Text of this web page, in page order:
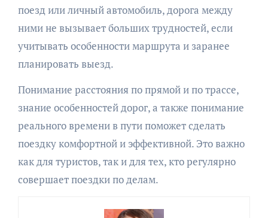
поезд или личный автомобиль, дорога между
ними не вызывает больших трудностей, если
учитывать особенности маршрута и заранее
планировать выезд.
Понимание расстояния по прямой и по трассе,
знание особенностей дорог, а также понимание
реального времени в пути поможет сделать
поездку комфортной и эффективной. Это важно
как для туристов, так и для тех, кто регулярно
совершает поездки по делам.